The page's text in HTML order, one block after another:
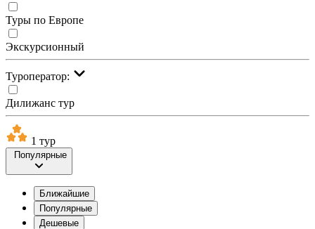
Туры по Европе
Экскурсионный
Туроператор:
Дилижанс тур
1 тур
Популярные
Ближайшие
Популярные
Дешевые